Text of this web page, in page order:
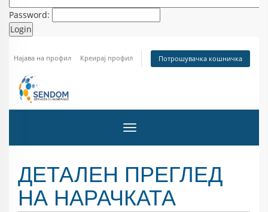
Password:
Најава на профил Креирај профил Потрошувачка кошничка
Вклучете ја навигацијата
ДЕТАЛЕН ПРЕГЛЕД
НА НАРАЧКАТА